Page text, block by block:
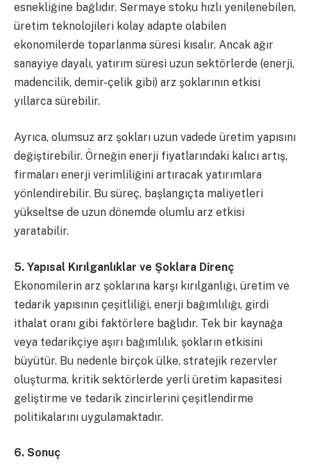
esnekliğine bağlıdır. Sermaye stoku hızlı yenilenebilen,
üretim teknolojileri kolay adapte olabilen
ekonomilerde toparlanma süresi kısalır. Ancak ağır
sanayiye dayalı, yatırım süresi uzun sektörlerde (enerji,
madencilik, demir-çelik gibi) arz şoklarının etkisi
yıllarca sürebilir.
Ayrıca, olumsuz arz şokları uzun vadede üretim yapısını
değiştirebilir. Örneğin enerji fiyatlarındaki kalıcı artış,
firmaları enerji verimliliğini artıracak yatırımlara
yönlendirebilir. Bu süreç, başlangıçta maliyetleri
yükseltse de uzun dönemde olumlu arz etkisi
yaratabilir.
5. Yapısal Kırılganlıklar ve Şoklara Direnç
Ekonomilerin arz şoklarına karşı kırılganlığı, üretim ve
tedarik yapısının çeşitliliği, enerji bağımlılığı, girdi
ithalat oranı gibi faktörlere bağlıdır. Tek bir kaynağa
veya tedarikçiye aşırı bağımlılık, şokların etkisini
büyütür. Bu nedenle birçok ülke, stratejik rezervler
oluşturma, kritik sektörlerde yerli üretim kapasitesi
geliştirme ve tedarik zincirlerini çeşitlendirme
politikalarını uygulamaktadır.
6. Sonuç